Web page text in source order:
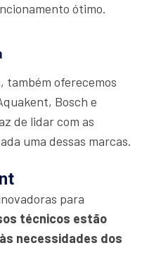
ótimo.
também oferecemos
Bosch e
de lidar com as
uma dessas marcas.
para
técnicos estão
necessidades dos